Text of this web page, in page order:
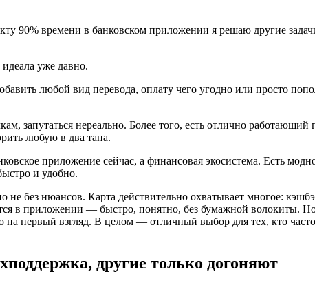
90% времени в банковском приложении я решаю другие
уже давно.
любой вид перевода, оплату чего угодно или просто
запутаться нереально. Более того, есть отлично
любую в два тапа.
приложение сейчас, а финансовая экосистема. Есть
и удобно.
без нюансов. Карта действительно охватывает многое:
в приложении — быстро, понятно, без бумажной волокиты.
на первый взгляд. В целом — отличный выбор для тех, кто
другие только догоняют